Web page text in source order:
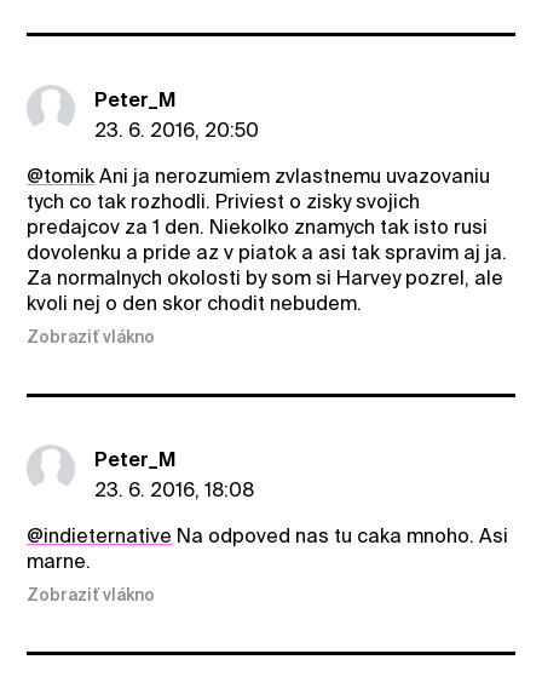
Peter_M
23. 6. 2016, 20:50
@tomik Ani ja nerozumiem zvlastnemu uvazovaniu
tych co tak rozhodli. Priviest o zisky svojich
predajcov za 1 den. Niekolko znamych tak isto rusi
dovolenku a pride az v piatok a asi tak spravim aj ja.
Za normalnych okolosti by som si Harvey pozrel, ale
kvoli nej o den skor chodit nebudem.
Zobraziť vlákno
Peter_M
23. 6. 2016, 18:08
@indieternative Na odpoved nas tu caka mnoho. Asi
marne.
Zobraziť vlákno